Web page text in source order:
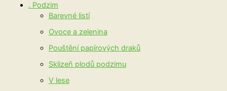
. Podzim
Barevné listí
Ovoce a zelenina
Pouštění papírových draků
Sklizeň plodů podzimu
V lese